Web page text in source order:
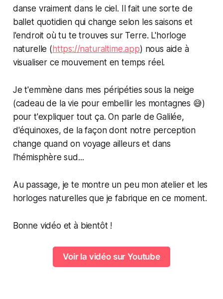
danse vraiment dans le ciel. Il fait une sorte de
ballet quotidien qui change selon les saisons et
l'endroit où tu te trouves sur Terre. L'horloge
naturelle ( https://naturaltime.app) nous aide à
visualiser ce mouvement en temps réel.
Je t'emmène dans mes péripéties sous la neige
(cadeau de la vie pour embellir les montagnes 😅)
pour t'expliquer tout ça. On parle de Galilée,
d'équinoxes, de la façon dont notre perception
change quand on voyage ailleurs et dans
l'hémisphère sud...
Au passage, je te montre un peu mon atelier et les
horloges naturelles que je fabrique en ce moment.
Bonne vidéo et à bientôt !
Voir la vidéo sur Youtube